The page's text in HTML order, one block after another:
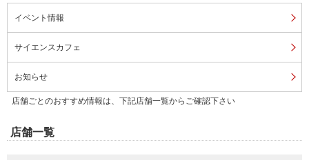
イベント情報
サイエンスカフェ
お知らせ
店舗ごとのおすすめ情報は、下記店舗一覧からご確認下さい
店舗一覧